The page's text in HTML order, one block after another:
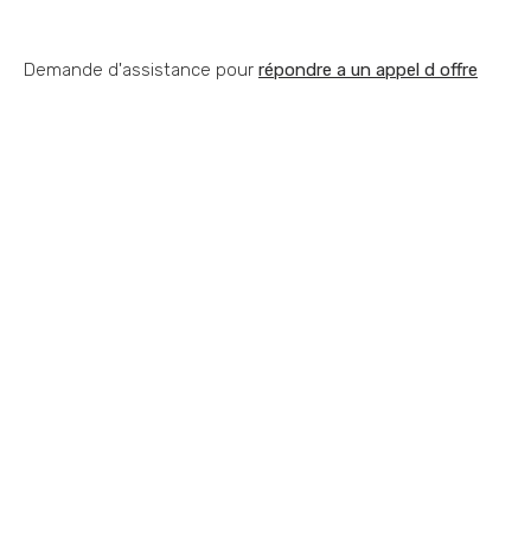
Demande d'assistance pour répondre a un appel d offre